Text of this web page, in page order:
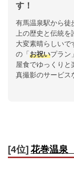
す！
有馬温泉駅から徒
上の歴史と伝統
大変素晴らしいで
の「 お祝いプラン
屋食でゆっくり
真撮影のサービス
[4位] 花巻温泉